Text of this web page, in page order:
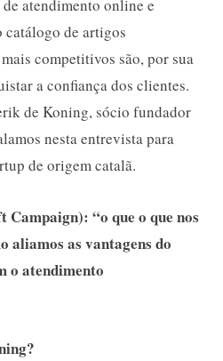
atendimento online e
de artigos
competitivos são, por sua
a confiança dos clientes.
de Koning, sócio fundador
nesta entrevista para
de origem catalã.
“o que o que nos
aliamos as vantagens do
o atendimento